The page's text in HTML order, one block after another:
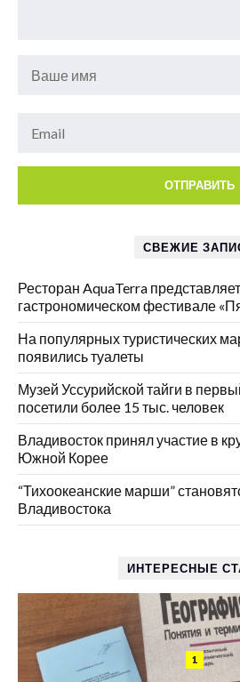
СВЕЖИЕ
Ресторан AquaTerra
гастрономическом фестивале
На популярных туристических
появились туалеты
Музей Уссурийской тайги в
посетили более 15 тыс. человек
Владивосток принял участие в
Южной Корее
“Тихоокеанские марши”
Владивостока
ИНТЕРЕСНЫЕ
1